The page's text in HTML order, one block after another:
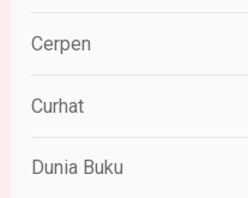
Cerpen
Curhat
Dunia Buku